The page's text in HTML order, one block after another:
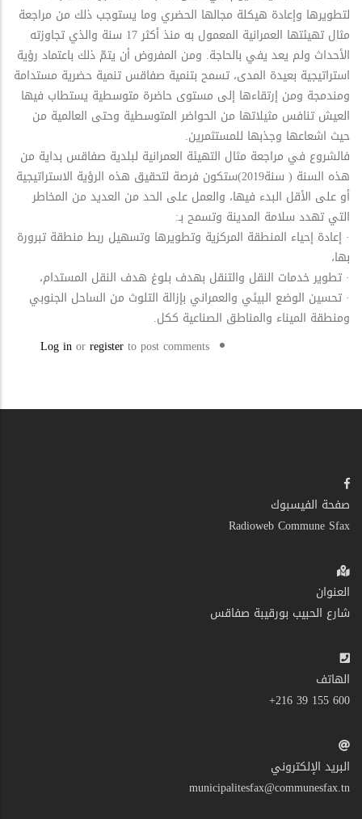
لتطويرها وإعادة هيكلة مجالها الحضري وما يستوجب ذلك من مراجعة
مثال تهيئتها العمرانية المعمول به منذ أكثر 17 سنة والذي تجاوزته
الأحداث ولم يعد يفي بالحاجة. ومن المفروض أن يتمّ ذلك باعتماد رؤية
استراتيجية بعيدة المدى، تسمح بتنمية صفاقس تنمية حضرية مستدامة
ومندمجة ومن إرتقاءها إلى مستوى حاضرة متوسطية يستطاب فيها
العيش تنافس مثيلاتها من الحواضر المتوسطية وحتى العالمية من
حيث اشعاعها وجذبها للمستثمرين.
فالشروع في مراجعة مثال التهيئة العمرانية لبلدية صفاقس بداية من
هذه السنة ( سنة2019)ستكون فرصة لتحقيق هذه الرؤية الاستراتيجية
أو على الأقل البدء فيها، والعمل على الحد من العديد من المخاطر
التي تهدد سلامة المدينة وتسمح بـ:
· إعادة إحياء المنطقة المركزية وتطويرها وتسهيل ربط منطقة تبرورة
بها،
· تطوير خدمات النقل والتنقل بهدف بلوغ هدف النقل المستدام،
· تحسين الوضع البيئي والعمراني بإزالة التلوث من الساحل الجنوبي
ومنطقة الميناء والمناطق الصناعية ككل.
Log inorregisterto post comments
صفحة الفيسبوك
Radioweb Commune Sfax
العنوان
شارع الحبيب بورقيبة صفاقس
الهاتف
600 155 39 216+
البريد الإلكتروني
municipalitesfax@communesfax.tn